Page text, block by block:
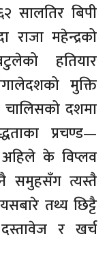
सालतिर बिपी
राजा महेन्द्रको
हतियार
मुक्ति
चालिसको दशमा
प्रचण्ड—
के विप्लव
समुहसँग त्यस्तै
तथ्य छिट्टै
र खर्च